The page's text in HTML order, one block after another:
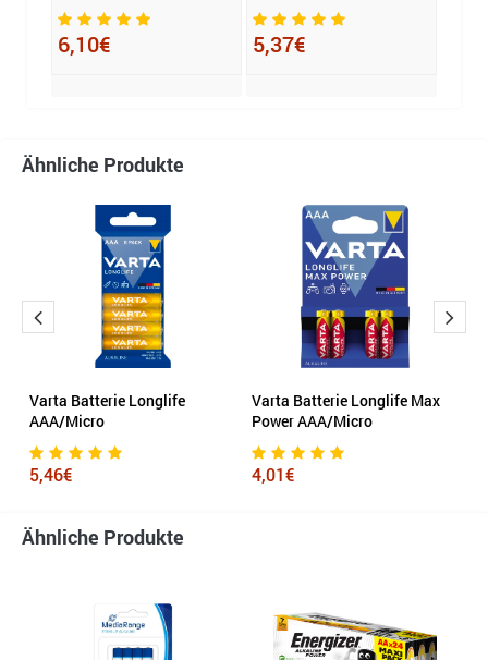
6,10€ 5,37€
Ähnliche Produkte
Varta Batterie Longlife
AAA/Micro
5,46€
Varta Batterie Longlife Max
Power AAA/Micro
4,01€
Ähnliche Produkte